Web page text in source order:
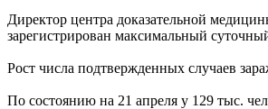
Директор центра доказательной
зарегистрирован максимальный
Рост числа подтвержденных случаев
По состоянию на 21 апреля у 129 тыс.